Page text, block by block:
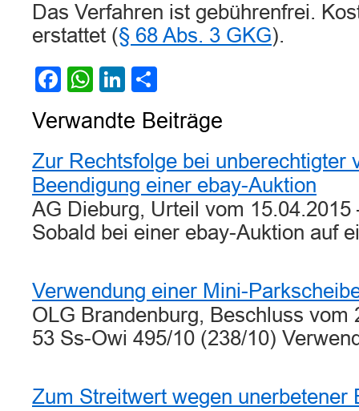
Das Verfahren ist gebührenfrei.
erstattet (§ 68 Abs. 3 GKG).
Facebook
WhatsApp
LinkedIn
Verwandte Beiträge
Zur Rechtsfolge bei unberechtigter
Beendigung einer ebay-Auktion
AG Dieburg, Urteil vom 15.04.2015
Sobald bei einer ebay-Auktion auf
Verwendung einer Mini-
OLG Brandenburg, Beschluss vom
53 Ss-Owi 495/10 (238/10)
Zum Streitwert wegen unerbetener